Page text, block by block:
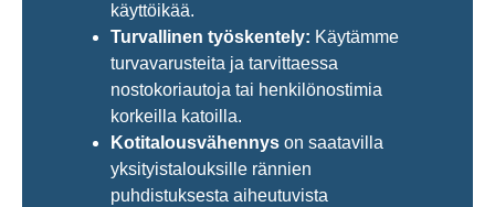
käyttöikää.
Turvallinen työskentely: Käytämme
turvavarusteita ja tarvittaessa
nostokoriautoja tai henkilönostimia
korkeilla katoilla.
Kotitalousvähennys on saatavilla
yksityistalouksille rännien
puhdistuksesta aiheutuvista